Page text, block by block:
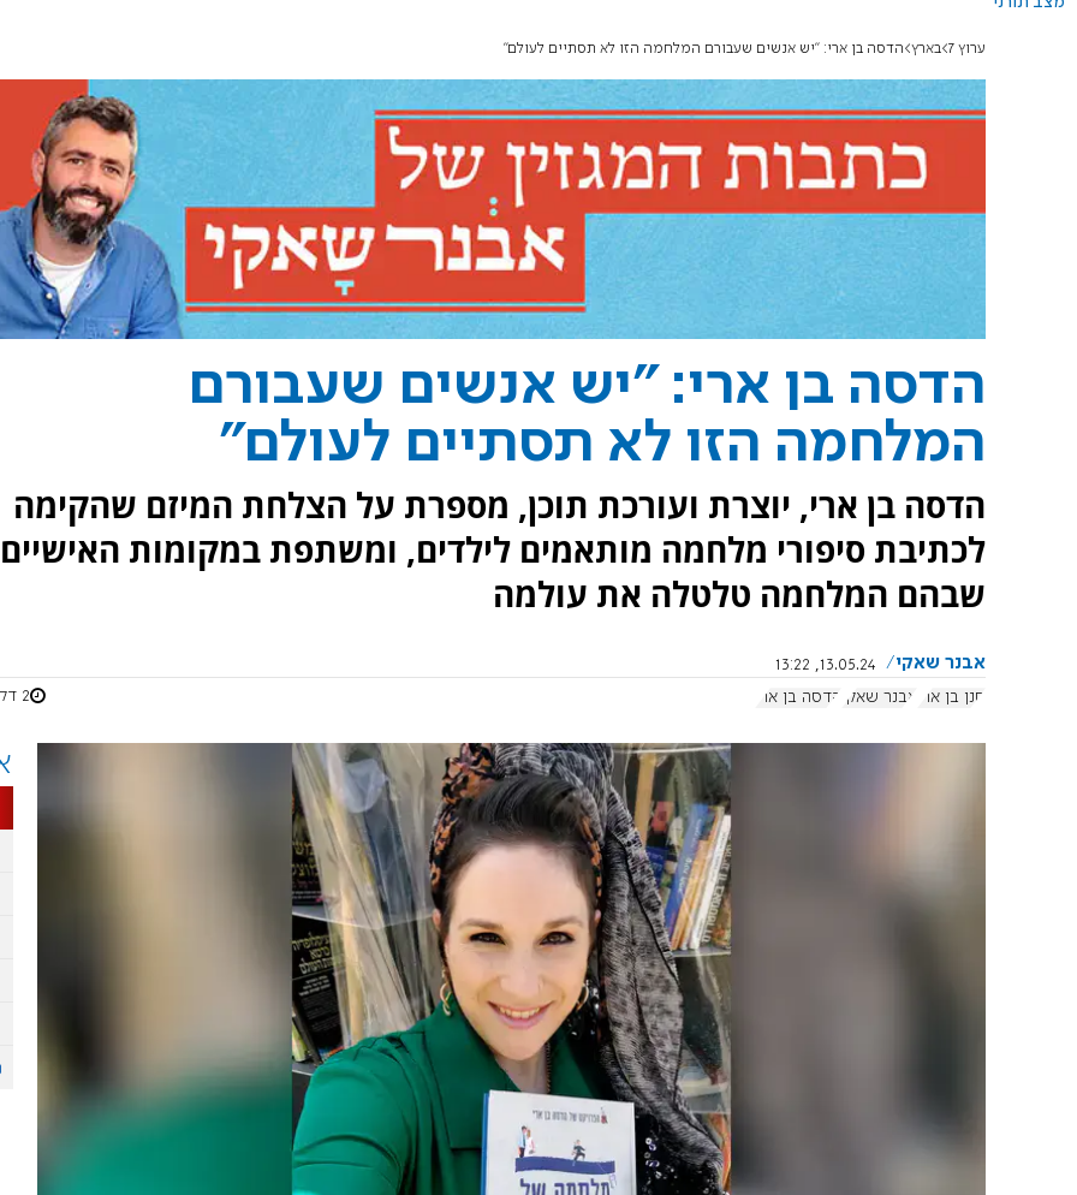
ערוץ 7 בארץ הדסה בן ארי: "יש אנשים שעבורם המלחמה הזו לא תסתיים לעולם"
הדסה בן ארי: "יש אנשים שעבורם
המלחמה הזו לא תסתיים לעולם"
הדסה בן ארי, יוצרת ועורכת תוכן, מספרת על הצלחת המיזם שהקימה
לכתיבת סיפורי מלחמה מותאמים לילדים, ומשתפת במקומות האישיים
שבהם המלחמה טלטלה את עולמה
אבנר שאקי
13.05.24, 13:22
חנן בן ארי
אבנר שאקי הדסה בן ארי 2 דקות